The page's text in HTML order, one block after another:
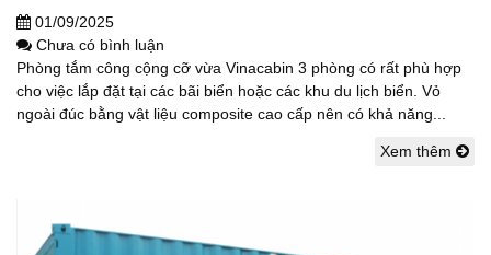
01/09/2025
Chưa có bình luận
Phòng tắm công cộng cỡ vừa Vinacabin 3 phòng có rất phù hợp
cho việc lắp đặt tại các bãi biển hoặc các khu du lịch biển. Vỏ
ngoài đúc bằng vật liệu composite cao cấp nên có khả năng...
Xem thêm